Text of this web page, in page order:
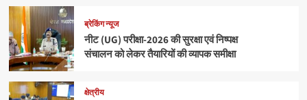
ब्रेकिंग न्यूज
नीट (UG) परीक्षा-2026 की सुरक्षा एवं निष्पक्ष
संचालन को लेकर तैयारियों की व्यापक समीक्षा
क्षेत्रीय